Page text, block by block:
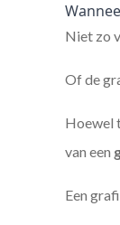
Niet zo
Of de
Hoewel
van een
Een